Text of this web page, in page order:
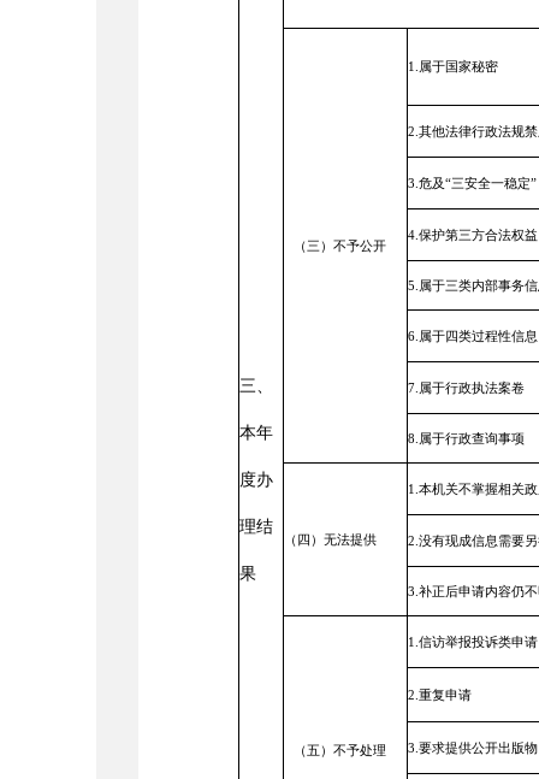
三、
本年
度办
理结
果
（三）不予公开
1.属于国家秘密
2.其他法律行政法规
3.危及“三安全一稳定”
4.保护第三方合法权益
5.属于三类内部事务
6.属于四类过程性信息
7.属于行政执法案卷
8.属于行政查询事项
（ 四）无法提供
1.本机关不掌握相关
2.没有现成信息需要
3.补正后申请内容仍
（五）不予处理
1.信访举报投诉类申请
2.重复申请
3.要求提供公开出版物